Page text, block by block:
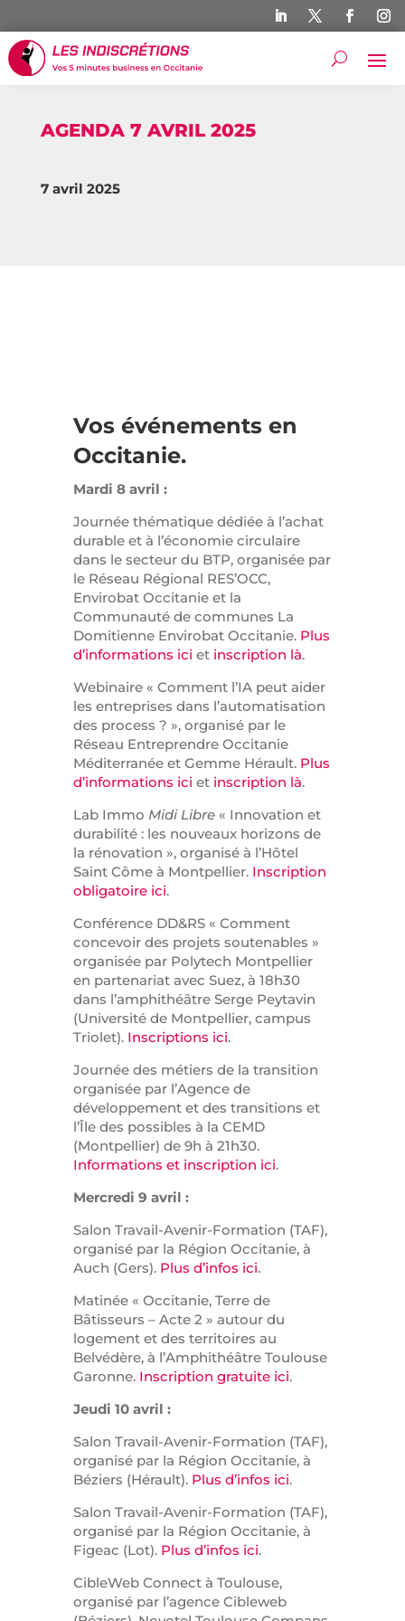
AGENDA 7 AVRIL 2025
7 avril 2025
Vos événements en
Occitanie.
Mardi 8 avril :
Journée thématique dédiée à l’achat
durable et à l’économie circulaire
dans le secteur du BTP, organisée par
le Réseau Régional RES’OCC,
Envirobat Occitanie et la
Communauté de communes La
Domitienne Envirobat Occitanie. Plus
d’informations ici et inscription là.
Webinaire « Comment l’IA peut aider
les entreprises dans l’automatisation
des process ? », organisé par le
Réseau Entreprendre Occitanie
Méditerranée et Gemme Hérault. Plus
d’informations ici et inscription là.
Lab Immo Midi Libre« Innovation et
durabilité : les nouveaux horizons de
la rénovation », organisé à l’Hôtel
Saint Côme à Montpellier. Inscription
obligatoire ici.
Conférence DD&RS « Comment
concevoir des projets soutenables »
organisée par Polytech Montpellier
en partenariat avec Suez, à 18h30
dans l’amphithéâtre Serge Peytavin
(Université de Montpellier, campus
Triolet). Inscriptions ici.
Journée des métiers de la transition
organisée par l’Agence de
développement et des transitions et
l’Île des possibles à la CEMD
(Montpellier) de 9h à 21h30.
Informations et inscription ici.
Mercredi 9 avril :
Salon Travail-Avenir-Formation (TAF),
organisé par la Région Occitanie, à
Auch (Gers). Plus d’infos ici.
Matinée « Occitanie, Terre de
Bâtisseurs – Acte 2 » autour du
logement et des territoires au
Belvédère, à l’Amphithéâtre Toulouse
Garonne. Inscription gratuite ici.
Jeudi 10 avril :
Salon Travail-Avenir-Formation (TAF),
organisé par la Région Occitanie, à
Béziers (Hérault). Plus d’infos ici.
Salon Travail-Avenir-Formation (TAF),
organisé par la Région Occitanie, à
Figeac (Lot). Plus d’infos ici.
CibleWeb Connect à Toulouse,
organisé par l’agence Cibleweb